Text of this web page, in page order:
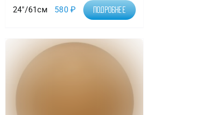
24"/61см 580₽ Подробнее